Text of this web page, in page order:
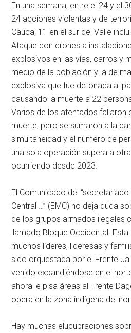
En una semana, entre el 24 y el
24 acciones violentas y de
Cauca, 11 en el sur del Valle
Ataque con drones a
explosivos en las vías, carros y
medio de la población y la de
explosiva que fue detonada al
causando la muerte a 22
Varios de los atentados fallaron
muerte, pero se sumaron a la
simultaneidad y el número de
una sola operación supera a
ocurriendo desde 2023.
El Comunicado del
Central …” (EMC) no deja duda
de los grupos armados ilegales
llamado Bloque Occidental.
muchos líderes, lideresas y
sido orquestada por el Frente
venido expandiéndose en el
ahora le pisa áreas al Frente
opera en la zona indígena del
Hay muchas elucubraciones